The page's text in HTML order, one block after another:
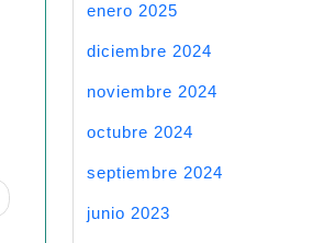
enero 2025
diciembre 2024
noviembre 2024
octubre 2024
septiembre 2024
junio 2023